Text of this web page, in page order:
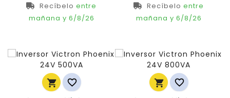
Recíbelo entre
mañana y 6/8/26
Recíbelo entre
mañana y 6/8/26
   